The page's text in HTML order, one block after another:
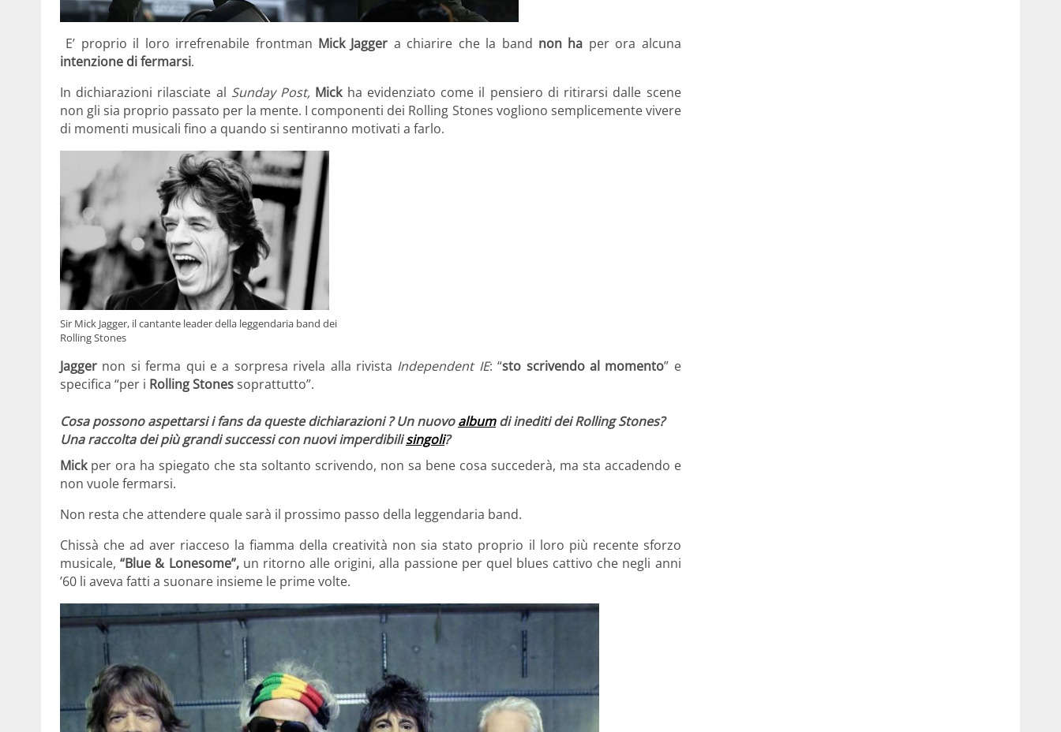
E’ proprio il loro irrefrenabile frontman Mick Jagger a chiarire che la band non ha per ora alcuna
intenzione difermarsi.
In dichiarazioni rilasciate al Sunday Post, Mickha evidenziato come il pensiero di ritirarsi dalle scene
non gli sia proprio passato per la mente. I componenti dei Rolling Stones vogliono semplicementevivere
di momenti musicali fino a quando si sentiranno motivati a farlo.
Sir Mick Jagger, il cantante leader della leggendaria band dei
Rolling Stones
Jagger non si ferma qui e a sorpresa rivela alla rivista Independent IE: “sto scrivendo al momento” e
specifica “per i Rolling Stonessoprattutto”.
Cosa possono aspettarsi i fans da queste dichiarazioni ? Un nuovoalbumdi inediti dei Rolling Stones?
Una raccolta dei più grandi successi con nuovi imperdibilisingoli?
Mickper ora ha spiegato che sta soltanto scrivendo, non sa bene cosa succederà, ma sta accadendo e
non vuole fermarsi.
Non resta che attendere quale sarà il prossimo passo della leggendaria band.
Chissà che ad aver riacceso la fiamma della creatività non sia stato proprio il loro più recente sforzo
musicale,“Blue & Lonesome”, un ritorno alle origini, alla passione per quel blues cattivo che negli anni
’60 li aveva fatti a suonare insieme le prime volte.